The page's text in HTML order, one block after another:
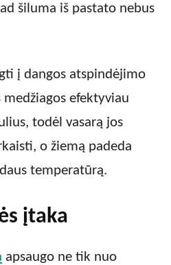
šiluma iš pastato nebus
į dangos atspindėjimo
efektyviau
todėl vasarą jos
o žiemą padeda
temperatūrą.
įtaka
apsaugo ne tik nuo